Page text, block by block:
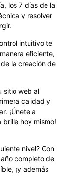
los 7 días de la
y resolver
intuitivo te
eficiente,
la creación de
sitio web al
calidad y
¡Únete a
brille hoy mismo!
nivel? Con
completo de
¡y además